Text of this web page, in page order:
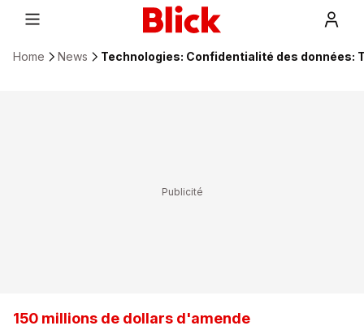
Home News Technologies: Confidentialité des données:
150 millions de dollars d'amende